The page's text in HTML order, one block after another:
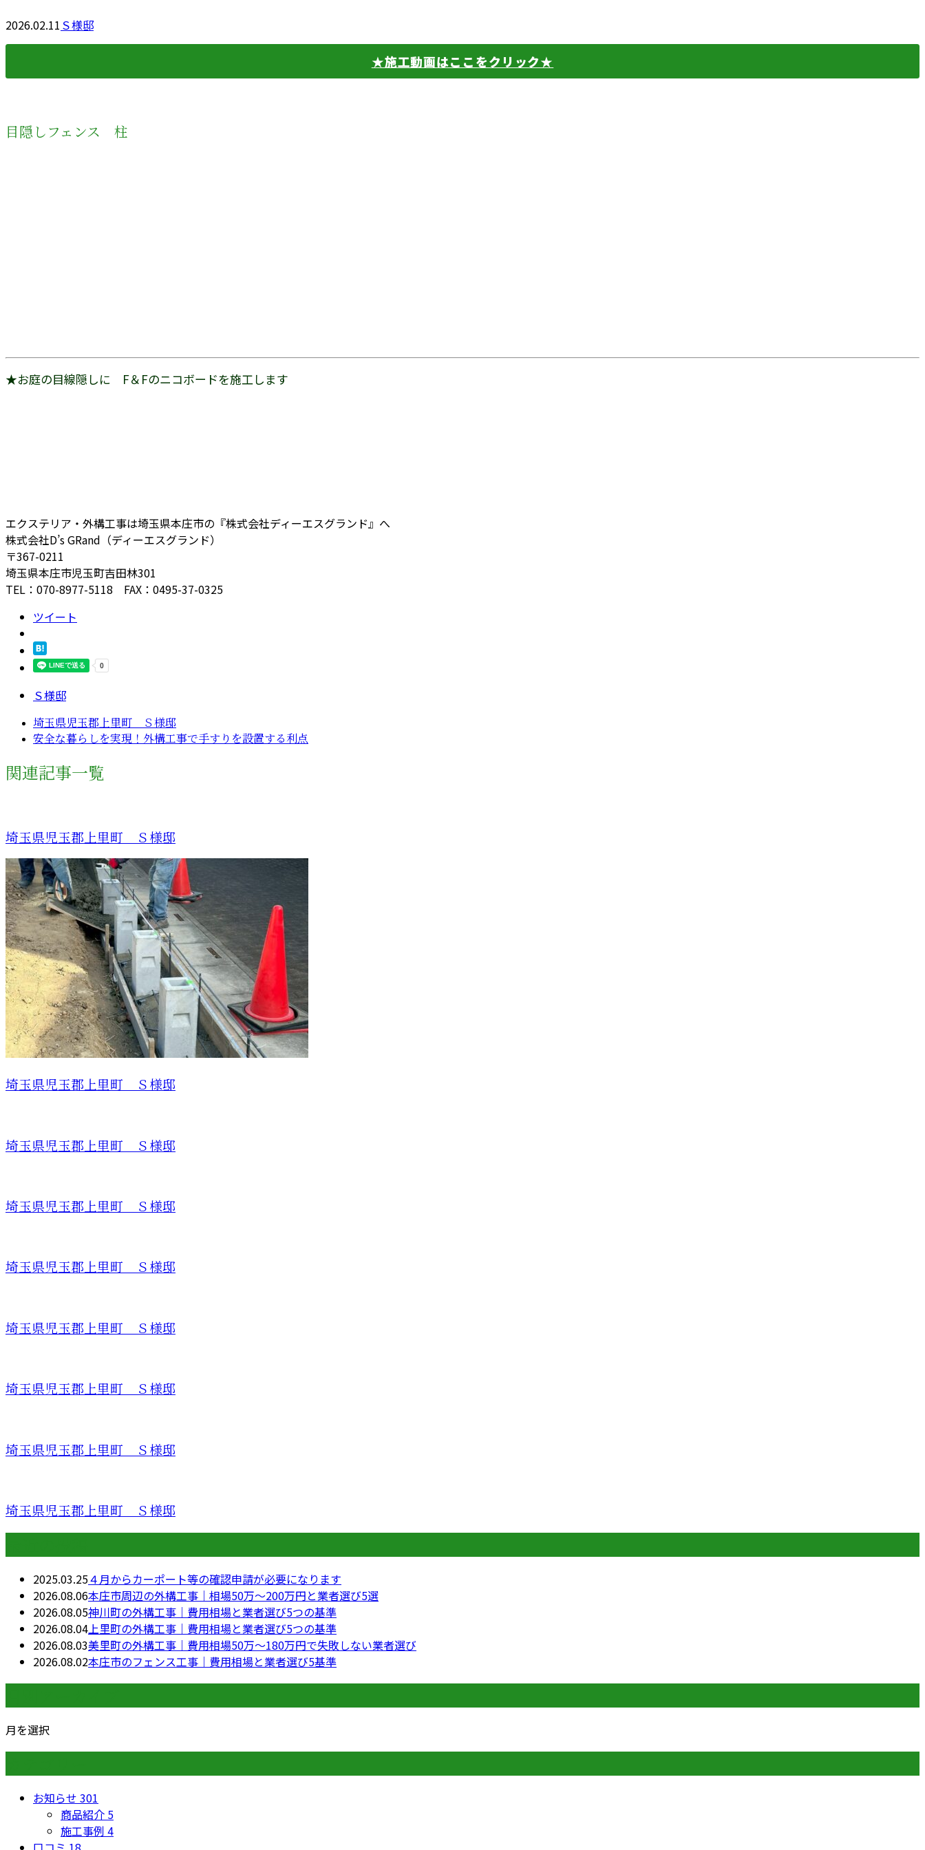
2026.02.11 Ｓ様邸
★施工動画はここをクリック★
目隠しフェンス 柱
★お庭の目線隠しに F＆Fのニコボードを施工します
エクステリア・外構工事は埼玉県本庄市の『株式会社ディーエスグランド』へ
株式会社D’s GRand（ディーエスグランド）
〒367-0211
埼玉県本庄市児玉町吉田林301
TEL：070-8977-5118 FAX：0495-37-0325
ツイート
Ｓ様邸
埼玉県児玉郡上里町 Ｓ様邸
安全な暮らしを実現！外構工事で手すりを設置する利点
関連記事一覧
埼玉県児玉郡上里町 Ｓ様邸
埼玉県児玉郡上里町 Ｓ様邸
埼玉県児玉郡上里町 Ｓ様邸
埼玉県児玉郡上里町 Ｓ様邸
埼玉県児玉郡上里町 Ｓ様邸
埼玉県児玉郡上里町 Ｓ様邸
埼玉県児玉郡上里町 Ｓ様邸
埼玉県児玉郡上里町 Ｓ様邸
埼玉県児玉郡上里町 Ｓ様邸
2025.03.25４月からカーポート等の確認申請が必要になります
2026.08.06本庄市周辺の外構工事｜相場50万〜200万円と業者選び5選
2026.08.05神川町の外構工事｜費用相場と業者選び5つの基準
2026.08.04上里町の外構工事｜費用相場と業者選び5つの基準
2026.08.03美里町の外構工事｜費用相場50万〜180万円で失敗しない業者選び
2026.08.02本庄市のフェンス工事｜費用相場と業者選び5基準
月を選択
お知らせ 301
商品紹介 5
施工事例 4